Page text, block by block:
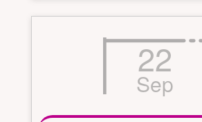
22
Sep